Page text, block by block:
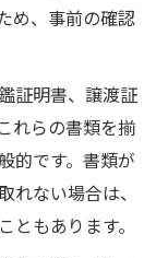
め、事前の確認
証明書、譲渡証
れらの書類を揃
的です。書類が
れない場合は、
もあります。